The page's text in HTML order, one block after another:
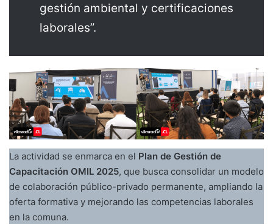
gestión ambiental y certificaciones
laborales”.
La actividad se enmarca en el Plan de Gestión de
Capacitación OMIL 2025, que busca consolidar un modelo
de colaboración público-privado permanente, ampliando la
oferta formativa y mejorando las competencias laborales
en la comuna.